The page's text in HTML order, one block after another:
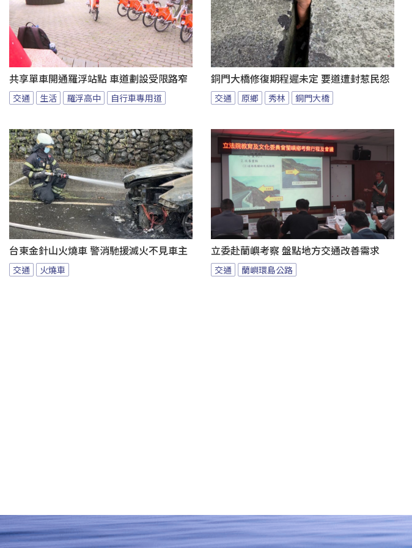
共享單車開通羅浮站點 車道劃設受限路窄
交通 生活 羅浮高中 自行車專用道
銅門大橋修復期程遲未定 要道遭封惹民怨
交通 原鄉 秀林 銅門大橋
台東金針山火燒車 警消馳援滅火不見車主
交通 火燒車
立委赴蘭嶼考察 盤點地方交通改善需求
交通 蘭嶼環島公路